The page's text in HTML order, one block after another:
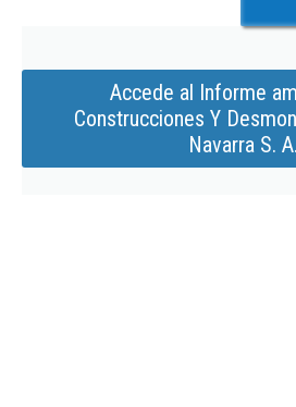
Accede al Informe
Construcciones Y
Navarra S. A.